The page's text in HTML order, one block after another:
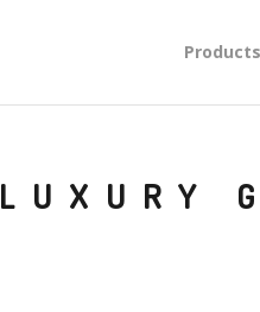
Products
LUXURY